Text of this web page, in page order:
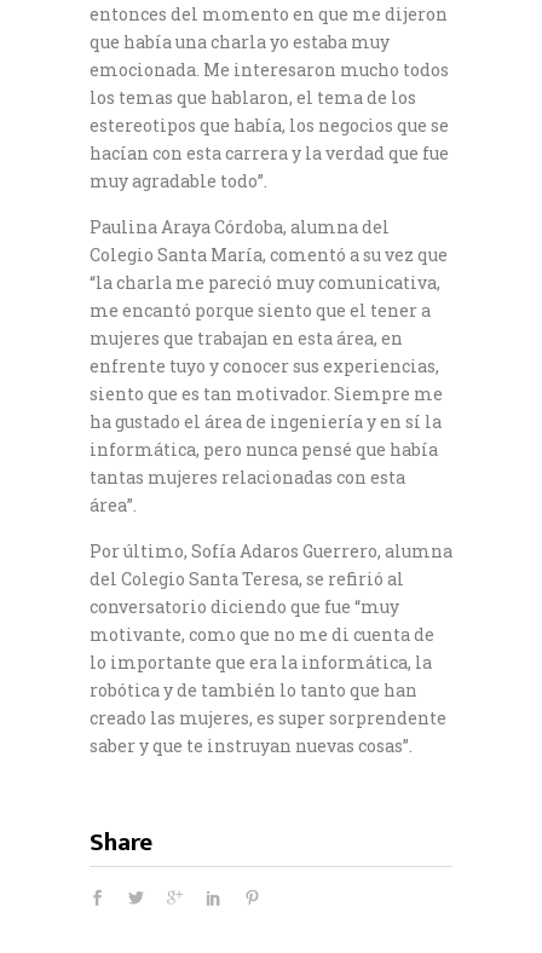
entonces del momento en que me dijeron
que había una charla yo estaba muy
emocionada. Me interesaron mucho todos
los temas que hablaron, el tema de los
estereotipos que había, los negocios que se
hacían con esta carrera y la verdad que fue
muy agradable todo”.
Paulina Araya Córdoba, alumna del
Colegio Santa María, comentó a su vez que
“la charla me pareció muy comunicativa,
me encantó porque siento que el tener a
mujeres que trabajan en esta área, en
enfrente tuyo y conocer sus experiencias,
siento que es tan motivador. Siempre me
ha gustado el área de ingeniería y en sí la
informática, pero nunca pensé que había
tantas mujeres relacionadas con esta
área”.
Por último, Sofía Adaros Guerrero, alumna
del Colegio Santa Teresa, se refirió al
conversatorio diciendo que fue “muy
motivante, como que no me di cuenta de
lo importante que era la informática, la
robótica y de también lo tanto que han
creado las mujeres, es super sorprendente
saber y que te instruyan nuevas cosas”.
Share